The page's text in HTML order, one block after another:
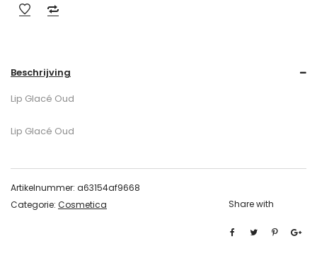
Beschrijving
Lip Glacé Oud
Lip Glacé Oud
Artikelnummer: a63154af9668
Categorie: Cosmetica Share with